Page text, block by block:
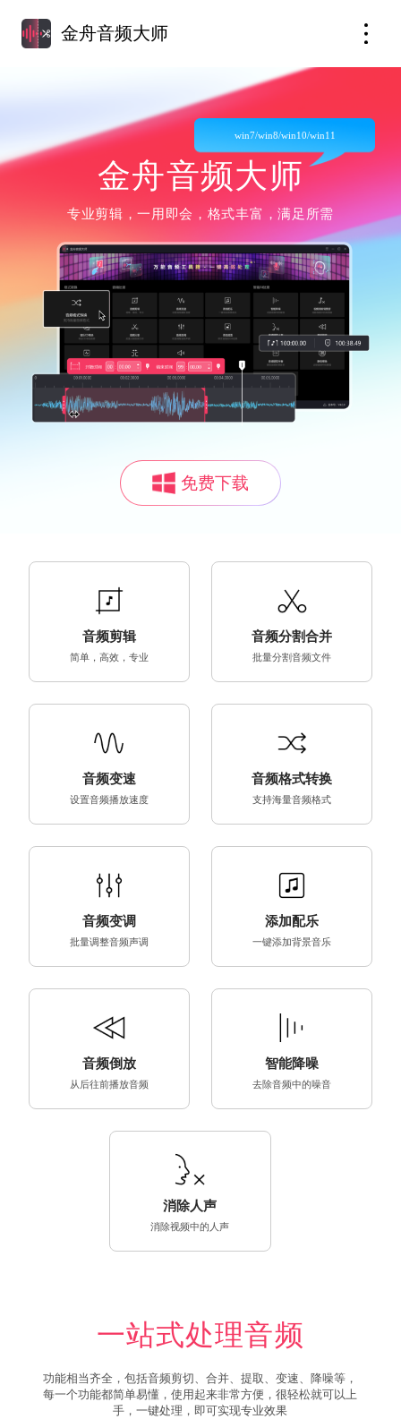
金舟音频大师
金舟音频大师
win7/win8/win10/win11
专业剪辑，一用即会，格式丰富，满足所需
免费下载
音频剪辑
简单，高效，专业
音频分割合并
批量分割音频文件
音频变速
设置音频播放速度
音频格式转换
支持海量音频格式
音频变调
批量调整音频声调
添加配乐
一键添加背景音乐
音频倒放
从后往前播放音频
智能降噪
去除音频中的噪音
消除人声
消除视频中的人声
一站式处理音频
功能相当齐全，包括音频剪切、合并、提取、变速、降噪等，
每一个功能都简单易懂，使用起来非常方便，很轻松就可以上
手，一键处理，即可实现专业效果